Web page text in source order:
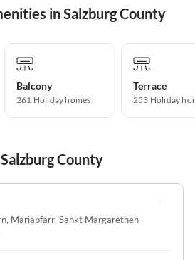
in Salzburg County
Balcony
261 Holiday homes
Terrace
253 Holiday
County
, Mariapfarr, Sankt Margarethen